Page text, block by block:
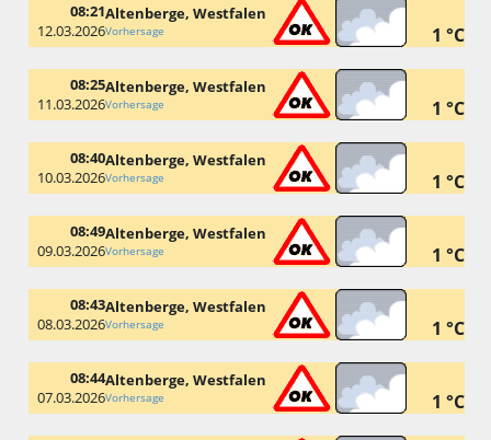
08:21
12.03.2026
Altenberge, Westfalen
Vorhersage 1 °C
08:25
11.03.2026
Altenberge, Westfalen
Vorhersage 1 °C
08:40
10.03.2026
Altenberge, Westfalen
Vorhersage 1 °C
08:49
09.03.2026
Altenberge, Westfalen
Vorhersage 1 °C
08:43
08.03.2026
Altenberge, Westfalen
Vorhersage 1 °C
08:44
07.03.2026
Altenberge, Westfalen
Vorhersage 1 °C